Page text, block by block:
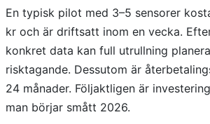
En typisk pilot med 3–5 sensorer
kr och är driftsatt inom en vecka.
konkret data kan full utrullning
risktagande. Dessutom är
24 månader. Följaktligen är
man börjar smått 2026.